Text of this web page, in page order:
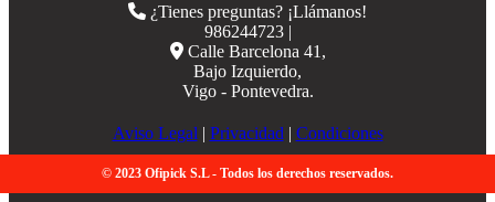
¿Tienes preguntas? ¡Llámanos!
986244723 |
Calle Barcelona 41,
Bajo Izquierdo,
Vigo - Pontevedra.
Aviso Legal | Privacidad | Condiciones
© 2023 Ofipick S.L - Todos los derechos reservados.